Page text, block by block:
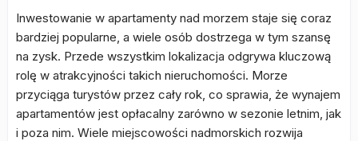
Inwestowanie w apartamenty nad morzem staje się coraz
bardziej popularne, a wiele osób dostrzega w tym szansę
na zysk. Przede wszystkim lokalizacja odgrywa kluczową
rolę w atrakcyjności takich nieruchomości. Morze
przyciąga turystów przez cały rok, co sprawia, że wynajem
apartamentów jest opłacalny zarówno w sezonie letnim, jak
i poza nim. Wiele miejscowości nadmorskich rozwija